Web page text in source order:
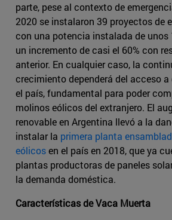
parte, pese al contexto de
2020 se instalaron 39 proyectos de
con una potencia instalada de unos
un incremento de casi el 60% con
anterior. En cualquier caso, la
crecimiento dependerá del acceso
el país, fundamental para poder
molinos eólicos del extranjero. El
renovable en Argentina llevó a la
instalar la primera planta
eólicosen el país en 2018, que ya
plantas productoras de paneles
la demanda doméstica.
Características de Vaca Muerta